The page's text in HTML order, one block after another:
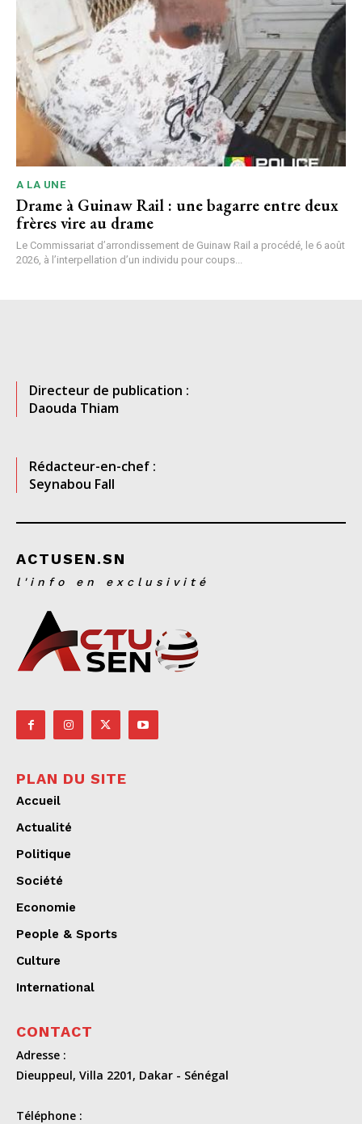
A LA UNE
Drame à Guinaw Rail : une bagarre entre deux
frères vire au drame
Le Commissariat d’arrondissement de Guinaw Rail a procédé, le 6 août
2026, à l’interpellation d’un individu pour coups...
Directeur de publication :
Daouda Thiam
Rédacteur-en-chef :
Seynabou Fall
ACTUSEN.SN
l'info en exclusivité
PLAN DU SITE
Accueil
Actualité
Politique
Société
Economie
People & Sports
Culture
International
CONTACT
Adresse :
Dieuppeul, Villa 2201, Dakar - Sénégal
Téléphone :